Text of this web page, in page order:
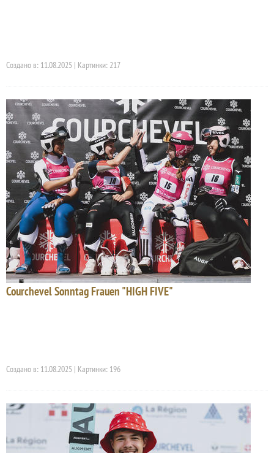
Создано в: 11.08.2025 | Картинки: 217
Courchevel Sonntag Frauen "HIGH FIVE"
Создано в: 11.08.2025 | Картинки: 196